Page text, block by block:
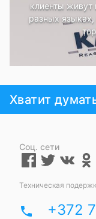
клиенты живут
разных языках,
Хватит
Соц. сети
Техническая
phone +372